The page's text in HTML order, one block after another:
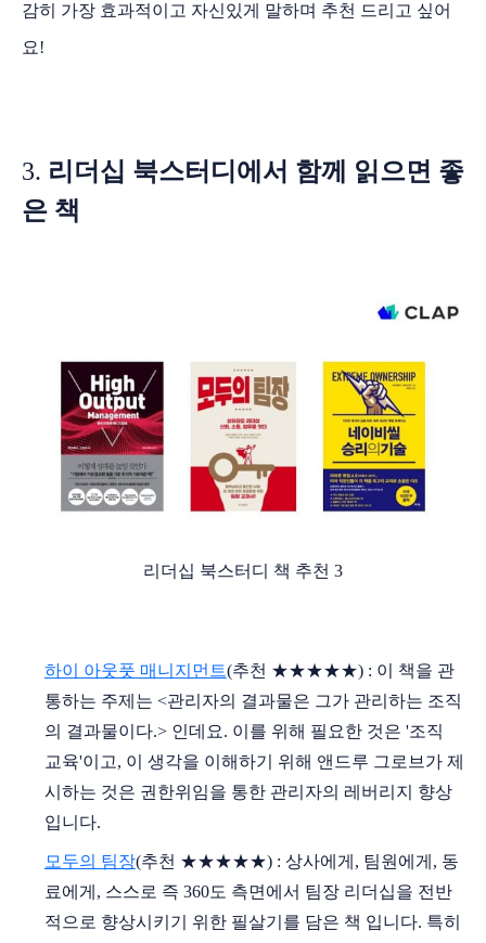
감히 가장 효과적이고 자신있게 말하며 추천 드리고 싶어
요!
3. 리더십 북스터디에서 함께 읽으면 좋
은 책
리더십 북스터디 책 추천 3
하이 아웃풋 매니지먼트(추천 ★★★★★) : 이 책을 관
통하는 주제는 <관리자의 결과물은 그가 관리하는 조직
의 결과물이다.> 인데요. 이를 위해 필요한 것은 '조직
교육'이고, 이 생각을 이해하기 위해 앤드루 그로브가 제
시하는 것은 권한위임을 통한 관리자의 레버리지 향상
입니다.
모두의 팀장(추천 ★★★★★) : 상사에게, 팀원에게, 동
료에게, 스스로 즉 360도 측면에서 팀장 리더십을 전반
적으로 향상시키기 위한 필살기를 담은 책 입니다. 특히